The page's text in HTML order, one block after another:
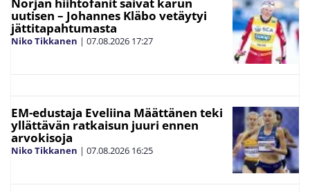
Norjan hiihtofanit saivat karun
uutisen – Johannes Kläbo vetäytyi
jättitapahtumasta
Niko Tikkanen | 07.08.2026 17:27
EM-edustaja Eveliina Määttänen teki
yllättävän ratkaisun juuri ennen
arvokisoja
Niko Tikkanen | 07.08.2026 16:25